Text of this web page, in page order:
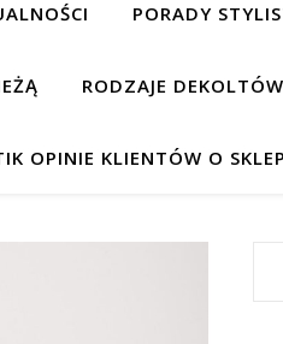
PORADY
RODZAJE
OPINIE KLIENTÓW O